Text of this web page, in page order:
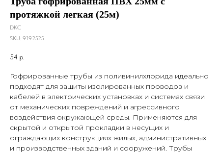
протяжкой легкая (25м)
DKC
SKU: 9192525
54 р.
Гофрированные трубы из поливинилхлорида идеально
подходят для защиты изолированных проводов и
кабелей в электрических установках и системах связи
от механических повреждений и агрессивного
воздействия окружающей среды. Применяются для
скрытой и открытой прокладки в несущих и
ограждающих конструкциях жилых, административных
и производственных зданий и сооружений. Трубы